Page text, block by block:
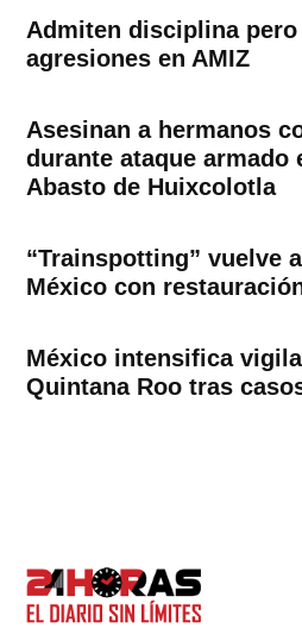
Admiten disciplina pero
agresiones en AMIZ
Asesinan a hermanos
durante ataque armado
Abasto de Huixcolotla
“Trainspotting” vuelve
México con
México intensifica
Quintana Roo tras